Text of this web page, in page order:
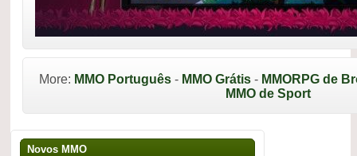
More: MMO Português- MMO Grátis- MMORPG de
MMO de Sport
Novos MMO